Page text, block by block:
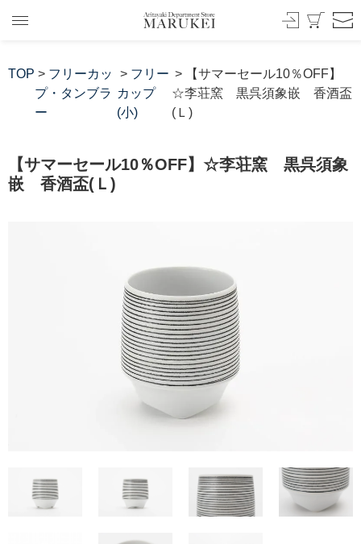
TOP > フリーカッ
プ・タンブラ
ー
> フリー
カップ
(小)
> 【サマーセール10％OFF】
☆李荘窯 黒呉須象嵌 香酒盃
(Ｌ)
【サマーセール10％OFF】☆李荘窯 黒呉須象
嵌 香酒盃(Ｌ)